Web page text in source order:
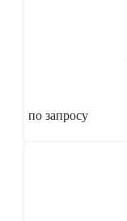
по запросу